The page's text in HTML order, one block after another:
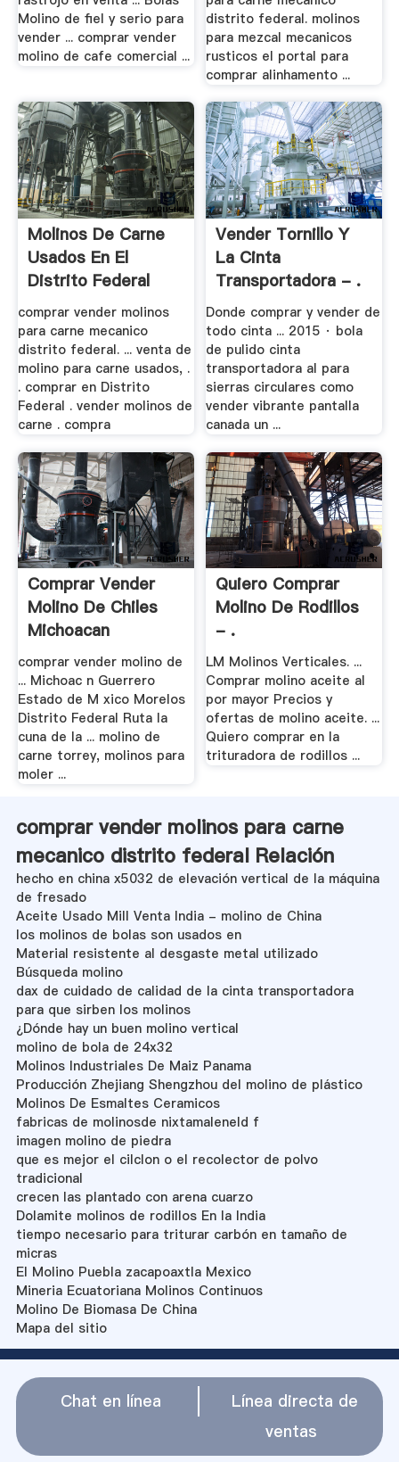
Molino de fiel y serio para
vender ... comprar vender
molino de cafe comercial ...
distrito federal. molinos
para mezcal mecanicos
rusticos el portal para
comprar alinhamento ...
Molinos De Carne
Usados En El
Distrito Federal
Venta
comprar vender molinos
para carne mecanico
distrito federal. ... venta de
molino para carne usados, .
. comprar en Distrito
Federal . vender molinos de
carne . compra
Vender Tornillo Y
La Cinta
Transportadora - .
Donde comprar y vender de
todo cinta ... 2015 · bola
de pulido cinta
transportadora al para
sierras circulares como
vender vibrante pantalla
canada un ...
Comprar Vender
Molino De Chiles
Michoacan
comprar vender molino de
... Michoac n Guerrero
Estado de M xico Morelos
Distrito Federal Ruta la
cuna de la ... molino de
carne torrey, molinos para
moler ...
Quiero Comprar
Molino De Rodillos
- .
LM Molinos Verticales. ...
Comprar molino aceite al
por mayor Precios y
ofertas de molino aceite. ...
Quiero comprar en la
trituradora de rodillos ...
comprar vender molinos para carne
mecanico distrito federal Relación
hecho en china x5032 de elevación vertical de la máquina
de fresado
Aceite Usado Mill Venta India - molino de China
los molinos de bolas son usados en
Material resistente al desgaste metal utilizado
Búsqueda molino
dax de cuidado de calidad de la cinta transportadora
para que sirben los molinos
¿Dónde hay un buen molino vertical
molino de bola de 24x32
Molinos Industriales De Maiz Panama
Producción Zhejiang Shengzhou del molino de plástico
Molinos De Esmaltes Ceramicos
fabricas de molinosde nixtamaleneld f
imagen molino de piedra
que es mejor el cilclon o el recolector de polvo
tradicional
crecen las plantado con arena cuarzo
Dolamite molinos de rodillos En la India
tiempo necesario para triturar carbón en tamaño de
micras
El Molino Puebla zacapoaxtla Mexico
Mineria Ecuatoriana Molinos Continuos
Molino De Biomasa De China
Mapa del sitio
Chat en línea
Línea directa de
ventas